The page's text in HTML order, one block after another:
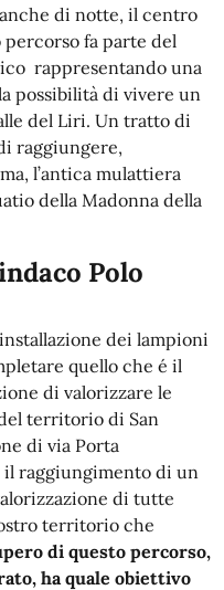
di notte, il centro
fa parte del
rappresentando una
possibilità di vivere un
del Liri. Un tratto di
raggiungere,
l’antica mulattiera
della Madonna della
Polo
dei lampioni
quello che é il
di valorizzare le
territorio di San
di via Porta
raggiungimento di un
di tutte
territorio che
di questo percorso,
ha quale obiettivo